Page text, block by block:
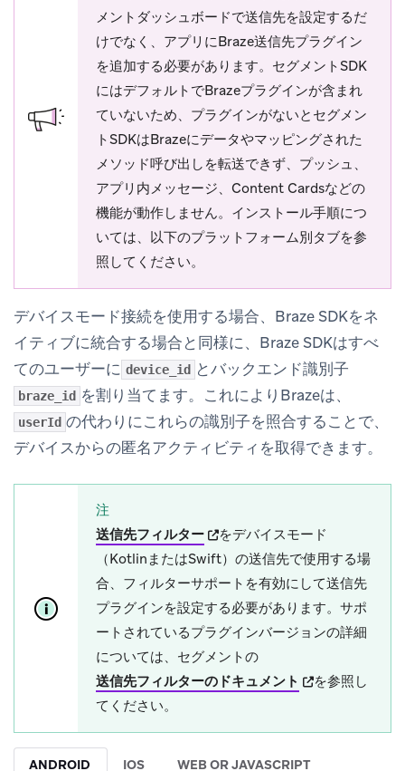
メントダッシュボードで送信先を設定するだ
けでなく、アプリにBraze送信先プラグイン
を追加する必要があります。セグメントSDK
にはデフォルトでBrazeプラグインが含まれ
ていないため、プラグインがないとセグメン
トSDKはBrazeにデータやマッピングされた
メソッド呼び出しを転送できず、プッシュ、
アプリ内メッセージ、Content Cardsなどの
機能が動作しません。インストール手順につ
いては、以下のプラットフォーム別タブを参
照してください。
デバイスモード接続を使用する場合、Braze SDKをネ
イティブに統合する場合と同様に、Braze SDKはすべ
てのユーザーに device_id とバックエンド識別子
braze_id を割り当てます。これによりBrazeは、
userId の代わりにこれらの識別子を照合することで、
デバイスからの匿名アクティビティを取得できます。
注
送信先フィルター(opens in new tab)
をデバイスモード
（KotlinまたはSwift）の送信先で使用する場
合、フィルターサポートを有効にして送信先
プラグインを設定する必要があります。サポ
ートされているプラグインバージョンの詳細
については、セグメントの
送信先フィルターのドキュメント (opens in new
を参照し
てください。
ANDROID IOS WEB OR JAVASCRIPT